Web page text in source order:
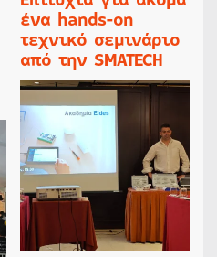
ένα hands-on
τεχνικό σεμινάριο
από την SMATECH